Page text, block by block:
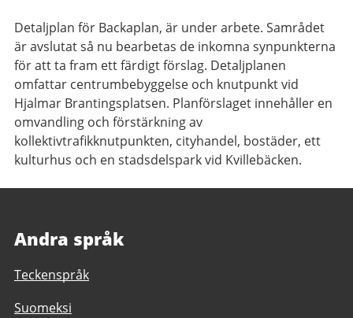
Detaljplan för Backaplan, är under arbete. Samrådet
är avslutat så nu bearbetas de inkomna synpunkterna
för att ta fram ett färdigt förslag. Detaljplanen
omfattar centrumbebyggelse och knutpunkt vid
Hjalmar Brantingsplatsen. Planförslaget innehåller en
omvandling och förstärkning av
kollektivtrafikknutpunkten, cityhandel, bostäder, ett
kulturhus och en stadsdelspark vid Kvillebäcken.
Andra språk
Teckenspråk
Suomeksi